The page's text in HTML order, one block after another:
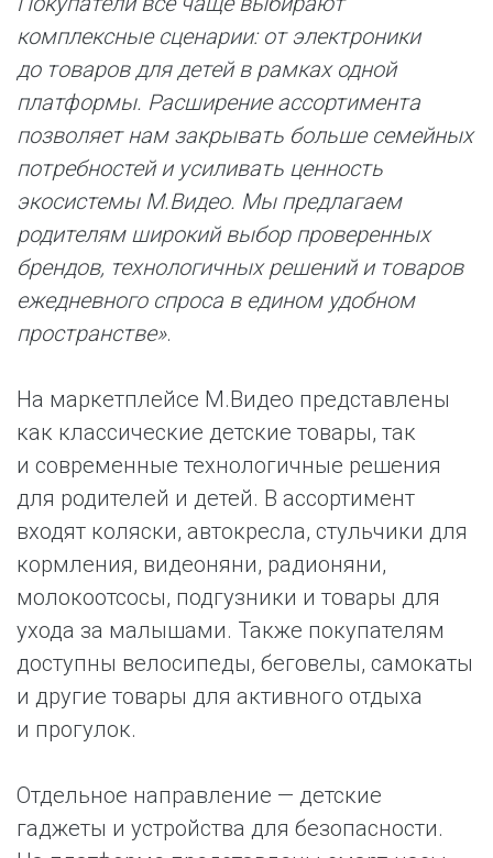
комплексные сценарии: от электроники
до товаров для детей в рамках одной
платформы. Расширение ассортимента
позволяет нам закрывать больше семейных
потребностей и усиливать ценность
экосистемы М.Видео. Мы предлагаем
родителям широкий выбор проверенных
брендов, технологичных решений и товаров
ежедневного спроса в едином удобном
пространстве».
На маркетплейсе М.Видео представлены
как классические детские товары, так
и современные технологичные решения
для родителей и детей. В ассортимент
входят коляски, автокресла, стульчики для
кормления, видеоняни, радионяни,
молокоотсосы, подгузники и товары для
ухода за малышами. Также покупателям
доступны велосипеды, беговелы, самокаты
и другие товары для активного отдыха
и прогулок.
Отдельное направление — детские
гаджеты и устройства для безопасности.